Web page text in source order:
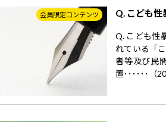
会員限定コンテンツ Q. こども性
Q. こども性
れている「
者等及び民
置･･････（